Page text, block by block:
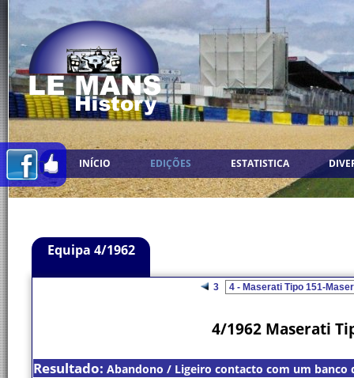
INÍCIO EDIÇÕES ESTATISTICA
Equipa 4/1962
3
4/1962 Maserati
Resultado: Abandono / Ligeiro contacto com um banco